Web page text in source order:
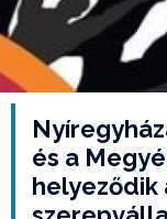
és a
helyeződik